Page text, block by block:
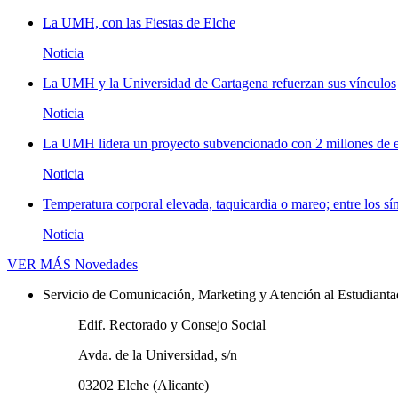
La UMH, con las Fiestas de Elche
Noticia
La UMH y la Universidad de Cartagena refuerzan sus vínculos
Noticia
La UMH lidera un proyecto subvencionado con 2 millones de
Noticia
Temperatura corporal elevada, taquicardia o mareo; entre los
Noticia
VER MÁS Novedades
Servicio de Comunicación, Marketing y Atención al
Edif. Rectorado y Consejo Social
Avda. de la Universidad, s/n
03202 Elche (Alicante)